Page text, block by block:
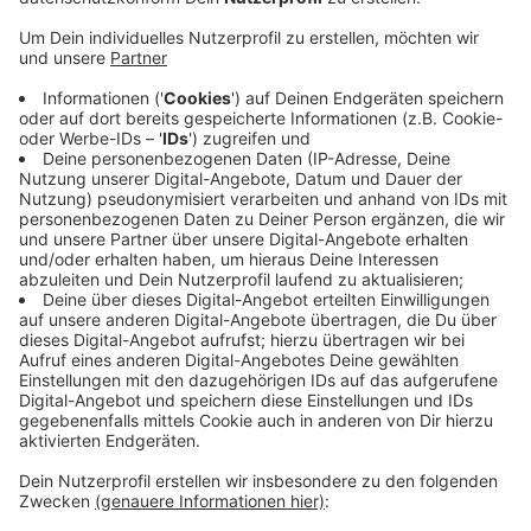
Afrika im November 2019 wieder zurück nach Münster
Für 2020 waren ein paar Termine für Reisevorträge
geplant, bei denen die beiden von ihren Erlebnissen
berichten wollten. Dann kam Corona. Davon lassen sie
sich aber nicht unterkriegen und bieten nun am
kommenden Sonntag (21.06.) um 20:15 Uhr online
einen Reisevortrag an, kostenlos und öffentlich. Zum
Stream gehtsHIER .
Anzeige